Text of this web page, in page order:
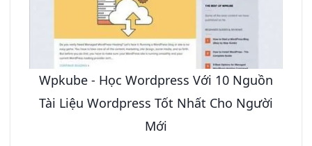
Wpkube - Học Wordpress Với 10 Nguồn
Tài Liệu Wordpress Tốt Nhất Cho Người
Mới